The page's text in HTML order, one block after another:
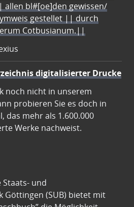
bl#[oe]den gewissen/
gestellet || durch
Cotbusianum.||
digitalisierter Drucke
noch nicht in unserem
probieren Sie es doch in
das mehr als 1.600.000
Werke nachweist.
Staats- und
Göttingen (SUB) bietet mit